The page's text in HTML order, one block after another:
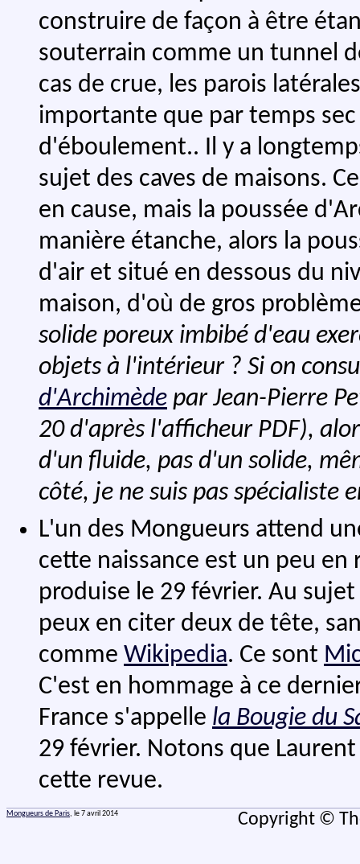
construire de façon à être
souterrain comme un tunnel
cas de crue, les parois
importante que par temps
d'éboulement.. Il y a
sujet des caves de maisons.
en cause, mais la poussée
manière étanche, alors la
d'air et situé en dessous du
maison, d'où de gros
solide poreux imbibé d'eau
objets à l'intérieur ? Si on
d'Archimède par Jean-Pierre
20 d'après l'afficheur PDF),
d'un fluide, pas d'un solide,
côté, je ne suis pas spécialiste
L'un des Mongueurs attend
cette naissance est un peu
produise le 29 février. Au
peux en citer deux de tête,
comme Wikipedia. Ce sont
C'est en hommage à ce
France s'appelle la Bougie du
29 février. Notons que
cette revue.
Mongueurs de Paris, le 7 avril 2014 Copyright ©